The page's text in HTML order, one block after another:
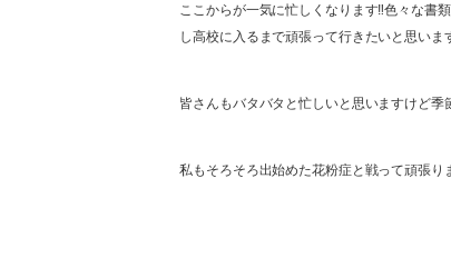
ここからが一気に忙しくなります‼️色々な書
し高校に入るまで頑張って行きたいと思いま
皆さんもバタバタと忙しいと思いますけど
私もそろそろ出始めた花粉症と戦って頑張り